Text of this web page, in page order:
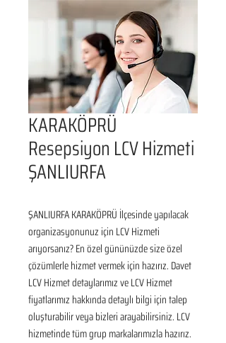
KARAKÖPRÜ
Resepsiyon LCV Hizmeti
ŞANLIURFA
ŞANLIURFA KARAKÖPRÜ İlçesinde yapılacak
organizasyonunuz için LCV Hizmeti
arıyorsanız? En özel gününüzde size özel
çözümlerle hizmet vermek için hazırız. Davet
LCV Hizmet detaylarımız ve LCV Hizmet
fiyatlarımız hakkında detaylı bilgi için talep
oluşturabilir veya bizleri arayabilirsiniz. LCV
hizmetinde tüm grup markalarımızla hazırız.